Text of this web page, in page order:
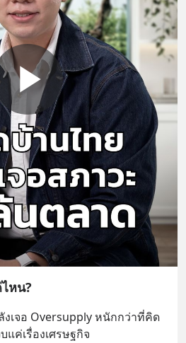
หน?
เจอ Oversupply หนักกว่าที่คิด
ค่เรื่องเศรษฐกิจ